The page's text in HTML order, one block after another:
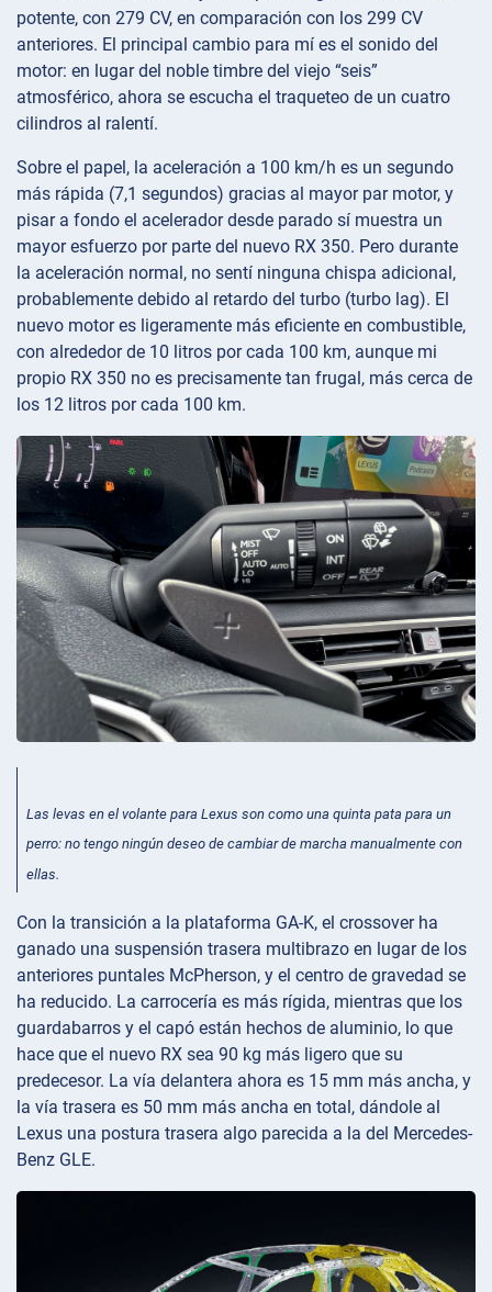
potente, con 279 CV, en comparación con los 299 CV
anteriores. El principal cambio para mí es el sonido del
motor: en lugar del noble timbre del viejo “seis”
atmosférico, ahora se escucha el traqueteo de un cuatro
cilindros al ralentí.
Sobre el papel, la aceleración a 100 km/h es un segundo
más rápida (7,1 segundos) gracias al mayor par motor, y
pisar a fondo el acelerador desde parado sí muestra un
mayor esfuerzo por parte del nuevo RX 350. Pero durante
la aceleración normal, no sentí ninguna chispa adicional,
probablemente debido al retardo del turbo (turbo lag). El
nuevo motor es ligeramente más eficiente en combustible,
con alrededor de 10 litros por cada 100 km, aunque mi
propio RX 350 no es precisamente tan frugal, más cerca de
los 12 litros por cada 100 km.
Las levas en el volante para Lexus son como una quinta pata para un
perro: no tengo ningún deseo de cambiar de marcha manualmente con
ellas.
Con la transición a la plataforma GA-K, el crossover ha
ganado una suspensión trasera multibrazo en lugar de los
anteriores puntales McPherson, y el centro de gravedad se
ha reducido. La carrocería es más rígida, mientras que los
guardabarros y el capó están hechos de aluminio, lo que
hace que el nuevo RX sea 90 kg más ligero que su
predecesor. La vía delantera ahora es 15 mm más ancha, y
la vía trasera es 50 mm más ancha en total, dándole al
Lexus una postura trasera algo parecida a la del Mercedes-
Benz GLE.